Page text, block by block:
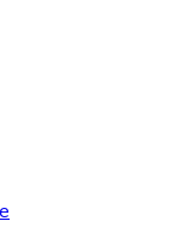
et d'autres